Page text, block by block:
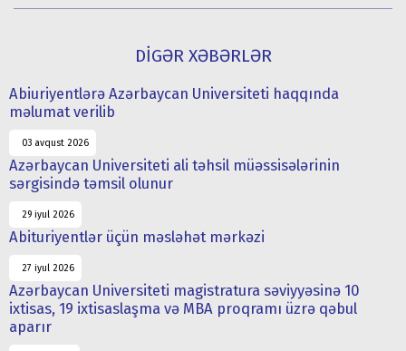
DİGƏR XƏBƏRLƏR
Abiuriyentlərə Azərbaycan Universiteti haqqında
məlumat verilib
03 avqust 2026
Azərbaycan Universiteti ali təhsil müəssisələrinin
sərgisində təmsil olunur
29 iyul 2026
Abituriyentlər üçün məsləhət mərkəzi
27 iyul 2026
Azərbaycan Universiteti magistratura səviyyəsinə 10
ixtisas, 19 ixtisaslaşma və MBA proqramı üzrə qəbul
aparır